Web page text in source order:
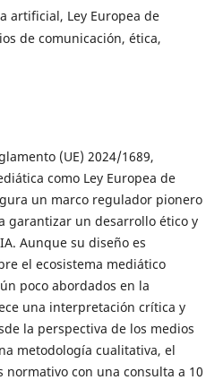
artificial, Ley Europea de
de comunicación, ética,
(UE) 2024/1689,
como Ley Europea de
un marco regulador pionero
garantizar un desarrollo ético y
Aunque su diseño es
el ecosistema mediático
poco abordados en la
una interpretación crítica y
la perspectiva de los medios
metodología cualitativa, el
con una consulta a 10